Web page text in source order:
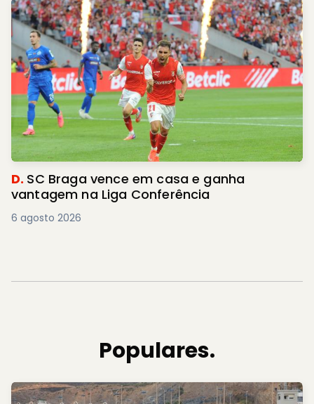
D. SC Braga vence em casa e ganha
vantagem na Liga Conferência
6 agosto 2026
Populares.